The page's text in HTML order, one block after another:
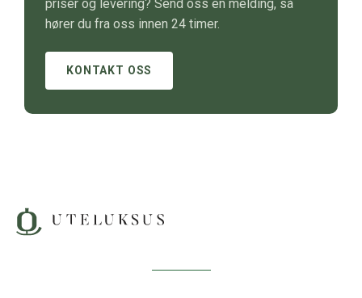
priser og levering? Send oss en melding, så
hører du fra oss innen 24 timer.
KONTAKT OSS